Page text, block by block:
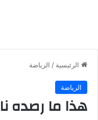
الرئيسية / الرياضة
الرياضة
هذا ما رصده